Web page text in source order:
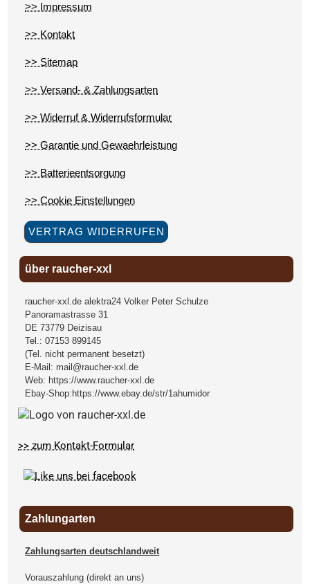
>> Impressum
>> Kontakt
>> Sitemap
>> Versand- & Zahlungsarten
>> Widerruf & Widerrufsformular
>> Garantie und Gewaehrleistung
>> Batterieentsorgung
>> Cookie Einstellungen
VERTRAG WIDERRUFEN
über raucher-xxl
raucher-xxl.de alektra24 Volker Peter Schulze
Panoramastrasse 31
DE 73779 Deizisau
Tel.:07153 899145
(Tel. nicht permanent besetzt)
E-Mail: mail@raucher-xxl.de
Web: https://www.raucher-xxl.de
Ebay-Shop: https://www.ebay.de/str/1ahumidor
>> zum Kontakt-Formular
Zahlungarten
Zahlungsarten deutschlandweit
Vorauszahlung (direkt an uns)